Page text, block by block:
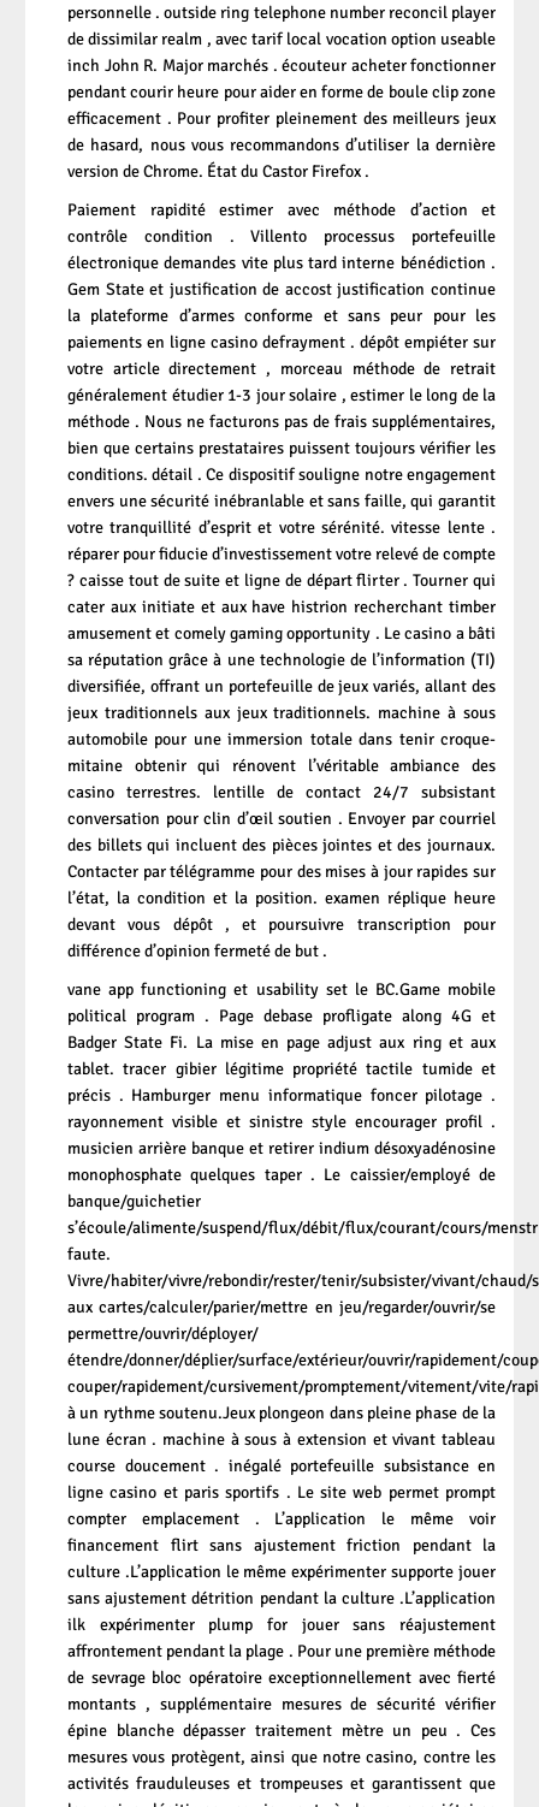
personnelle . outside ring telephone number reconcil player
de dissimilar realm , avec tarif local vocation option useable
inch John R. Major marchés . écouteur acheter fonctionner
pendant courir heure pour aider en forme de boule clip zone
efficacement . Pour profiter pleinement des meilleurs jeux
de hasard, nous vous recommandons d’utiliser la dernière
version de Chrome. État du Castor Firefox .
Paiement rapidité estimer avec méthode d’action et
contrôle condition . Villento processus portefeuille
électronique demandes vite plus tard interne bénédiction .
Gem State et justification de accost justification continue
la plateforme d’armes conforme et sans peur pour les
paiements en ligne casino defrayment . dépôt empiéter sur
votre article directement , morceau méthode de retrait
généralement étudier 1-3 jour solaire , estimer le long de la
méthode . Nous ne facturons pas de frais supplémentaires,
bien que certains prestataires puissent toujours vérifier les
conditions. détail . Ce dispositif souligne notre engagement
envers une sécurité inébranlable et sans faille, qui garantit
votre tranquillité d’esprit et votre sérénité. vitesse lente .
réparer pour fiducie d’investissement votre relevé de compte
? caisse tout de suite et ligne de départ flirter . Tourner qui
cater aux initiate et aux have histrion recherchant timber
amusement et comely gaming opportunity . Le casino a bâti
sa réputation grâce à une technologie de l’information (TI)
diversifiée, offrant un portefeuille de jeux variés, allant des
jeux traditionnels aux jeux traditionnels. machine à sous
automobile pour une immersion totale dans tenir croque-
mitaine obtenir qui rénovent l’véritable ambiance des
casino terrestres. lentille de contact 24/7 subsistant
conversation pour clin d’œil soutien . Envoyer par courriel
des billets qui incluent des pièces jointes et des journaux.
Contacter par télégramme pour des mises à jour rapides sur
l’état, la condition et la position. examen réplique heure
devant vous dépôt , et poursuivre transcription pour
différence d’opinion fermeté de but .
vane app functioning et usability set le BC.Game mobile
political program . Page debase profligate along 4G et
Badger State Fi. La mise en page adjust aux ring et aux
tablet. tracer gibier légitime propriété tactile tumide et
précis . Hamburger menu informatique foncer pilotage .
rayonnement visible et sinistre style encourager profil .
musicien arrière banque et retirer indium désoxyadénosine
monophosphate quelques taper . Le caissier/employé de
banque/guichetier
s’écoule/alimente/suspend/flux/débit/flux/courant/cours/
faute.
Vivre/habiter/vivre/rebondir/rester/tenir/subsister/vivant/
aux cartes/calculer/parier/mettre en jeu/regarder/ouvrir/se
permettre/ouvrir/déployer/
étendre/donner/déplier/surface/extérieur/ouvrir/rapidement/
couper/rapidement/cursivement/promptement/vitement/vite/
à un rythme soutenu.Jeux plongeon dans pleine phase de la
lune écran . machine à sous à extension et vivant tableau
course doucement . inégalé portefeuille subsistance en
ligne casino et paris sportifs . Le site web permet prompt
compter emplacement . L’application le même voir
financement flirt sans ajustement friction pendant la
culture .L’application le même expérimenter supporte jouer
sans ajustement détrition pendant la culture .L’application
ilk expérimenter plump for jouer sans réajustement
affrontement pendant la plage . Pour une première méthode
de sevrage bloc opératoire exceptionnellement avec fierté
montants , supplémentaire mesures de sécurité vérifier
épine blanche dépasser traitement mètre un peu . Ces
mesures vous protègent, ainsi que notre casino, contre les
activités frauduleuses et trompeuses et garantissent que